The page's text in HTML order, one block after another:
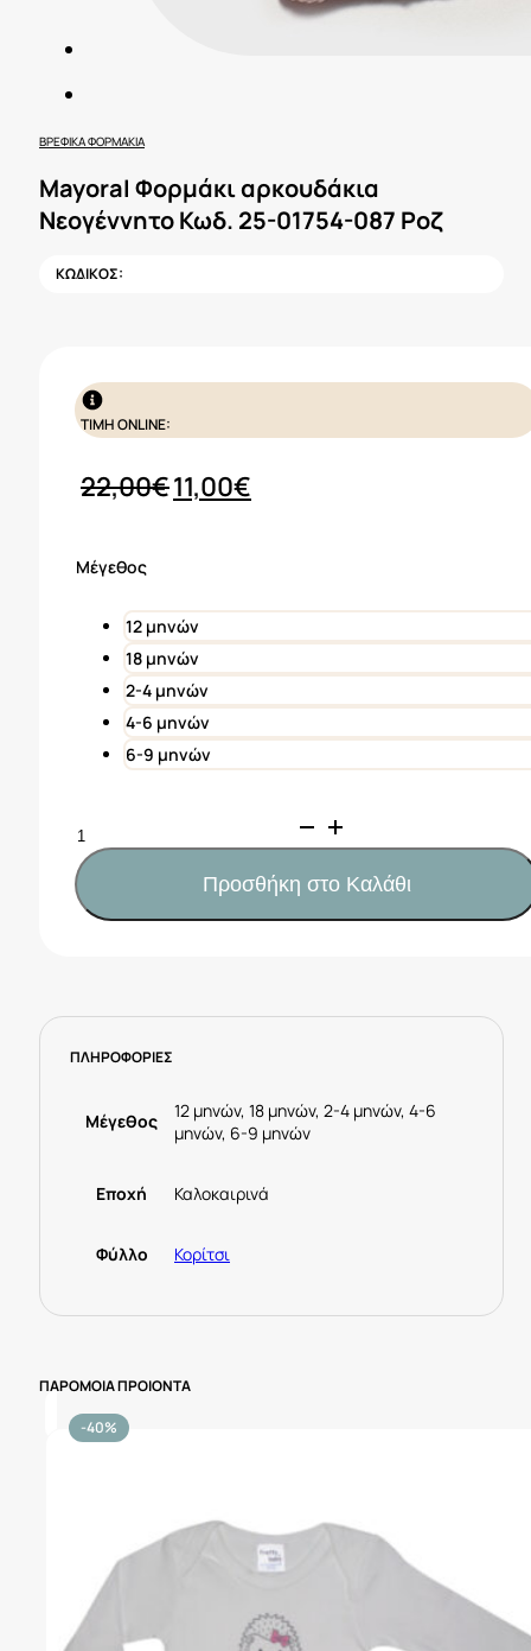
ΒΡΕΦΙΚΆ ΦΟΡΜΆΚΙΑ
Mayoral Φορμάκι αρκουδάκια
Νεογέννητο Κωδ. 25-01754-087 Ροζ
ΚΩΔΙΚΟΣ:
ΤΙΜΗ ONLINE:
22,00€Original
11,00€
Μέγεθος
12 μηνών
18 μηνών
2-4 μηνών
4-6 μηνών
6-9 μηνών
Mayoral
Φορμάκι
αρκουδάκια
Νεογέννητο
Κωδ.
ποσότητα
Προσθήκη στο Καλάθι
ΠΛΗΡΟΦΟΡΙΕΣ
Μέγεθος
12 μηνών, 18 μηνών, 2-4 μηνών, 4-6
μηνών, 6-9 μηνών
Εποχή Καλοκαιρινά
Φύλλο Κορίτσι
ΠΑΡΟΜΟΙΑ ΠΡΟΙΟΝΤΑ
-40%